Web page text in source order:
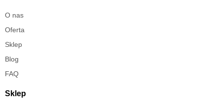
O nas
Oferta
Sklep
Blog
FAQ
Sklep